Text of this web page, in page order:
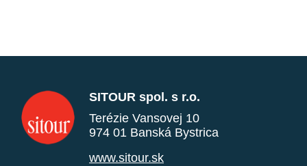
SITOUR spol. s r.o.
Terézie Vansovej 10
974 01 Banská Bystrica
www.sitour.sk